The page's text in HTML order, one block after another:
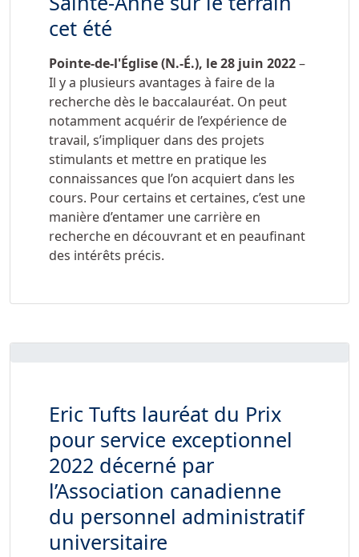
cet été
Pointe-de-l'Église (N.-É.), le 28 juin 2022–
Il y a plusieurs avantages à faire de la
recherche dès le baccalauréat. On peut
notamment acquérir de l’expérience de
travail, s’impliquer dans des projets
stimulants et mettre en pratique les
connaissances que l’on acquiert dans les
cours. Pour certains et certaines, c’est une
manière d’entamer une carrière en
recherche en découvrant et en peaufinant
des intérêts précis.
Eric Tufts lauréat du Prix
pour service exceptionnel
2022 décerné par
l’Association canadienne
du personnel administratif
universitaire